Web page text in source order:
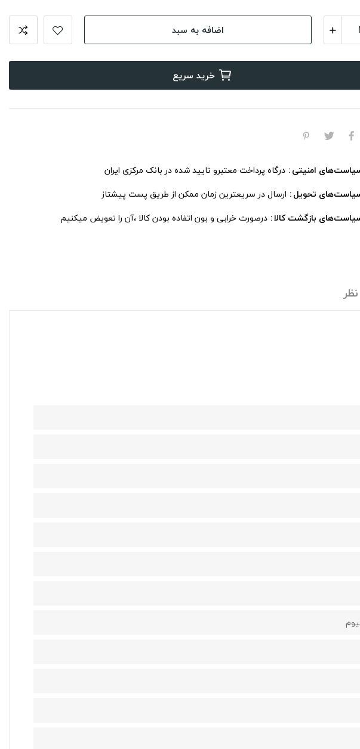
اضافه به سبد
خرید سریع
امنیتی درگاه پرداخت معتبرو تایید شده در بانک مرکزی ایران
تحویل ارسال در سریعترین زمان ممکن از طریق پست پیشتاز
بازگشت کالا درصورت خرابی و بون اتفاده بودن کالا ،آن را تعویض میکنیم
نظر